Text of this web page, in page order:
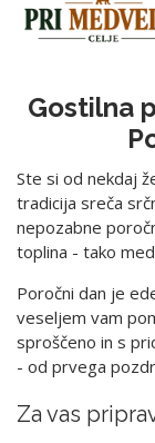
Gostilna
Ste si od nekdaj
tradicija sreča
nepozabne
toplina - tako
Poročni dan je
veseljem vam
sproščeno in s
- od prvega
Za vas